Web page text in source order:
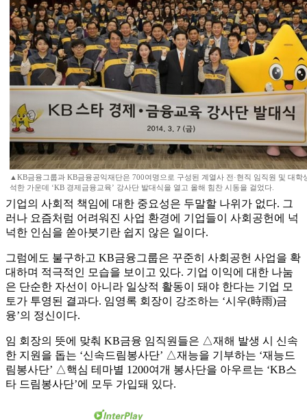
▲KB금융그룹과 KB금융공익재단은 700여명으로 구성된 계열사 전·현직 임직원 및 대학
석한 가운데 ‘KB 경제금융교육’ 강사단 발대식을 열고 올해 힘찬 시동을 걸었다.
기업의 사회적 책임에 대한 중요성은 두말할 나위가 없다. 그
러나 요즘처럼 어려워진 사업 환경에 기업들이 사회공헌에 넉
넉한 인심을 쏟아붓기란 쉽지 않은 일이다.
그럼에도 불구하고 KB금융그룹은 꾸준히 사회공헌 사업을 확
대하며 적극적인 모습을 보이고 있다. 기업 이익에 대한 나눔
은 단순한 자선이 아니라 일상적 활동이 돼야 한다는 기업 모
토가 투영된 결과다. 임영록 회장이 강조하는 ‘시우(時雨)금
융’의 정신이다.
임 회장의 뜻에 맞춰 KB금융 임직원들은 △재해 발생 시 신속
한 지원을 돕는 ‘신속드림봉사단’ △재능을 기부하는 ‘재능드
림봉사단’ △핵심 테마별 1200여개 봉사단을 아우르는 ‘KB스
타 드림봉사단’에 모두 가입돼 있다.